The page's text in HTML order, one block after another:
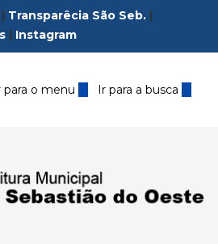
| Transparêcia São Seb. |
| Instagram
para o menu 2 Ir para a busca3